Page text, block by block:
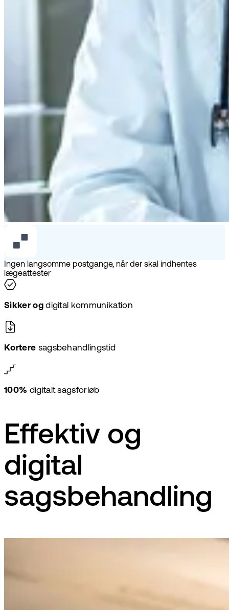
Ingen langsomme postgange, når der skal indhentes
lægeattester
Sikker ogdigital kommunikation
Kortere sagsbehandlingstid
100% digitalt sagsforløb
Effektiv og
digital
sagsbehandling